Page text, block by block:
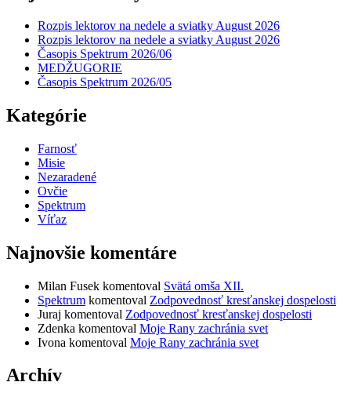
Rozpis lektorov na nedele a sviatky August 2026
Rozpis lektorov na nedele a sviatky August 2026
Časopis Spektrum 2026/06
MEDŽUGORIE
Časopis Spektrum 2026/05
Kategórie
Farnosť
Misie
Nezaradené
Ovčie
Spektrum
Víťaz
Najnovšie komentáre
Milan Fusek komentoval Svätá omša XII.
Spektrum komentoval Zodpovednosť kresťanskej dospelosti
Juraj komentoval Zodpovednosť kresťanskej dospelosti
Zdenka komentoval Moje Rany zachránia svet
Ivona komentoval Moje Rany zachránia svet
Archív